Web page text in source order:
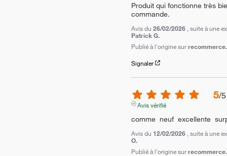
Produit qui fonctionne très
commande.
Avis du 26/02/2026 , suite à une
Patrick G.
Publié à l'origine sur
Signaler
5/5
Avis vérifié
comme  neuf  excellente
Avis du 12/02/2026 , suite à une
O.
Publié à l'origine sur